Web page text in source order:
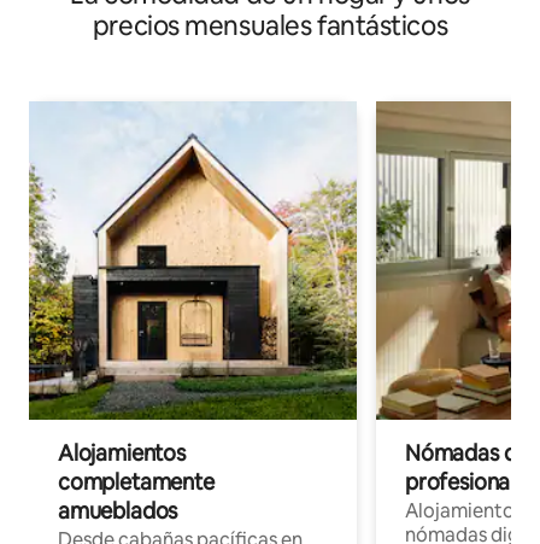
precios mensuales fantásticos
Alojamientos
completamente
amueblados
Nómadas
Alojamientos
nómadas